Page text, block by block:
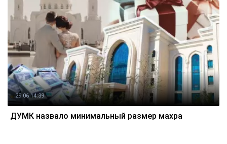
29.06 14:39
ДУМК назвало минимальный размер махра